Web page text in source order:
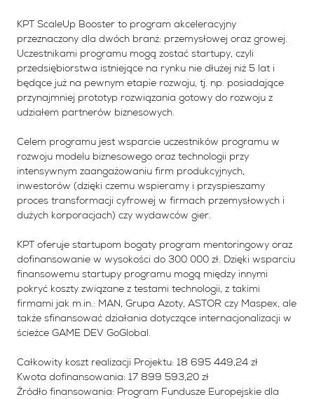
KPT ScaleUp Booster to program akceleracyjny
przeznaczony dla dwóch branż: przemysłowej oraz growej.
Uczestnikami programu mogą zostać startupy, czyli
przedsiębiorstwa istniejące na rynku nie dłużej niż 5 lat i
będące już na pewnym etapie rozwoju, tj. np. posiadające
przynajmniej prototyp rozwiązania gotowy do rozwoju z
udziałem partnerów biznesowych.
Celem programu jest wsparcie uczestników programu w
rozwoju modelu biznesowego oraz technologii przy
intensywnym zaangażowaniu firm produkcyjnych,
inwestorów (dzięki czemu wspieramy i przyspieszamy
proces transformacji cyfrowej w firmach przemysłowych i
dużych korporacjach) czy wydawców gier.
KPT oferuje startupom bogaty program mentoringowy oraz
dofinansowanie w wysokości do 300 000 zł. Dzięki wsparciu
finansowemu startupy programu mogą między innymi
pokryć koszty związane z testami technologii, z takimi
firmami jak m.in.: MAN, Grupa Azoty, ASTOR czy Maspex, ale
także sfinansować działania dotyczące internacjonalizacji w
ścieżce GAME DEV GoGlobal.
Całkowity koszt realizacji Projektu: 18 695 449,24 zł
Kwota dofinansowania: 17 899 593,20 zł
Źródło finansowania: Program Fundusze Europejskie dla